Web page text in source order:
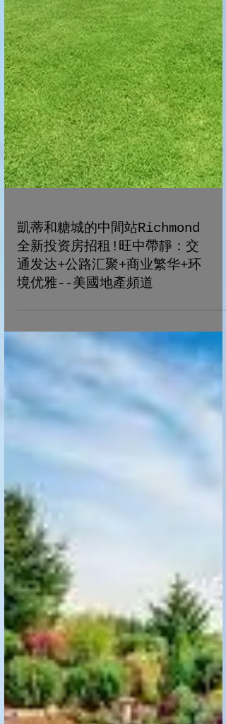
凱蒂和糖城的中間站Richmond
全新投资房招租!旺中帶靜：交
通发达+公路汇聚+商业繁华+环
境优雅--美國地產頻道